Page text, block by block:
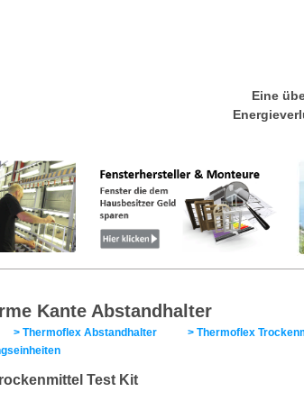
Kante Abstandhalter
> Thermoflex Abstandhalter > Thermoflex
Test Kit
Eine